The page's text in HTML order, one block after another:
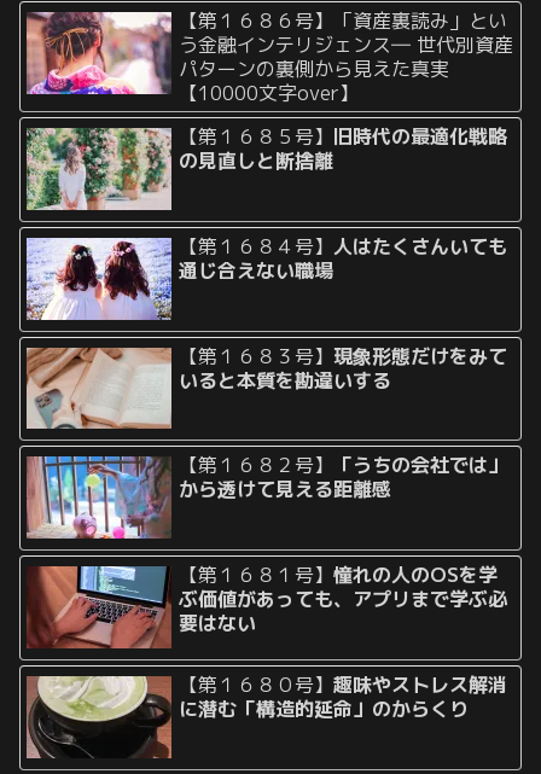
【第１６８６号】「資産裏読み」とい
う金融インテリジェンス― 世代別資産
パターンの裏側から見えた真実
【10000文字over】
【第１６８５号】 旧時代の最適化戦略
の見直しと断捨離
【第１６８４号】人はたくさんいても
通じ合えない職場
【第１６８３号】現象形態だけをみて
いると本質を勘違いする
【第１６８２号】
「うちの会社では」
から透けて見える距離感
【第１６８１号】憧れの人のOSを学
ぶ価値があっても、アプリまで学ぶ必
要はない
【第１６８０号】趣味やストレス解消
に潜む「構造的延命」のからくり